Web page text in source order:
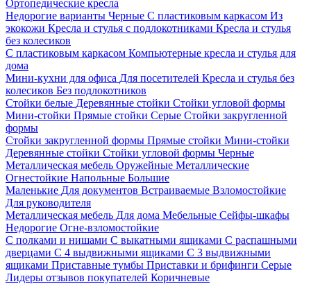
Ортопедические кресла
Недорогие варианты Черные С пластиковым каркасом Из
экокожи Кресла и стулья с подлокотниками Кресла и стулья
без колесиков
С пластиковым каркасом Компьютерные кресла и стулья для
дома
Мини-кухни для офиса Для посетителей Кресла и стулья без
колесиков Без подлокотников
Стойки белые Деревянные стойки Стойки угловой формы
Мини-стойки Прямые стойки Серые Стойки закругленной
формы
Стойки закругленной формы Прямые стойки Мини-стойки
Деревянные стойки Стойки угловой формы Черные
Металлическая мебель Оружейные Металлические
Огнестойкие Напольные Большие
Маленькие Для документов Встраиваемые Взломостойкие
Для руководителя
Металлическая мебель Для дома Мебельные Сейфы-шкафы
Недорогие Огне-взломостойкие
С полками и нишами С выкатными ящиками С распашными
дверцами С 4 выдвижными ящиками С 3 выдвижными
ящиками Приставные тумбы Приставки и брифинги Серые
Лидеры отзывов покупателей Коричневые